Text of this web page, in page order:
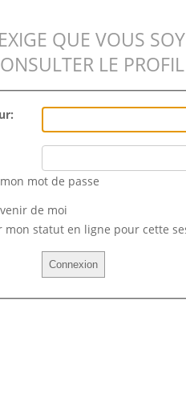
QUE VOUS
LE
mon mot de passe
de moi
mon statut en ligne pour cette